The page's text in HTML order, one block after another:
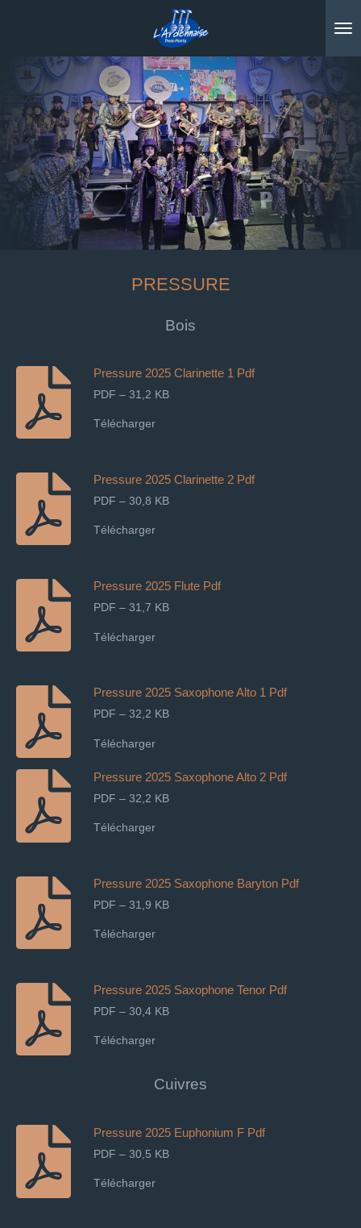
principal
PRESSURE
Bois
Pressure 2025 Clarinette 1 Pdf
PDF – 31,2 KB
Télécharger
Pressure 2025 Clarinette 2 Pdf
PDF – 30,8 KB
Télécharger
Pressure 2025 Flute Pdf
PDF – 31,7 KB
Télécharger
Pressure 2025 Saxophone Alto 1 Pdf
PDF – 32,2 KB
Télécharger
Pressure 2025 Saxophone Alto 2 Pdf
PDF – 32,2 KB
Télécharger
Pressure 2025 Saxophone Baryton Pdf
PDF – 31,9 KB
Télécharger
Pressure 2025 Saxophone Tenor Pdf
PDF – 30,4 KB
Télécharger
Cuivres
Pressure 2025 Euphonium F Pdf
PDF – 30,5 KB
Télécharger